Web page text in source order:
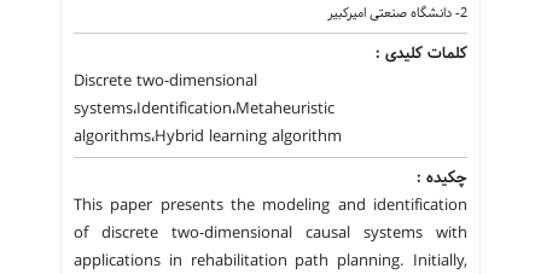
2- دانشگاه صنعتی امیرکبیر
کلمات کلیدی :
Discrete two-dimensional
systems،Identification،Metaheuristic
algorithms،Hybrid learning algorithm
چکیده :
This paper presents the modeling and identification
of discrete two-dimensional causal systems with
applications in rehabilitation path planning. Initially,